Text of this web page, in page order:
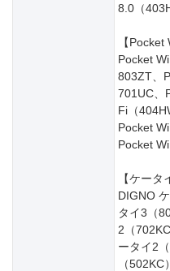
8.0（
【Pocket
Pocket
803ZT、
701UC、
Fi（
Pocket
Pocket
【ケータ
DIGNO
タイ3（
2（
ータイ2
（